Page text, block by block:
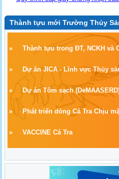
Thành tựu mới Trường Thủy
» Thành tựu trong ĐT, NCKH và
» Dự án JICA - Lĩnh vực Thủy
» Dự án Tôm sạch(
» Phát triển dòng Cá Tra Chịu
» VACCINE Cá Tra